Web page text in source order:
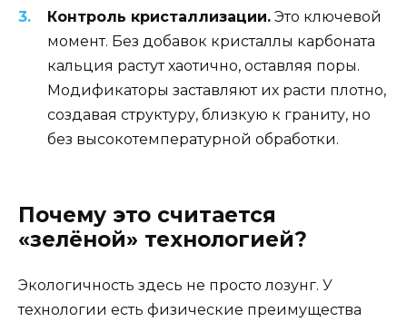
Контроль кристаллизации. Это ключевой
момент. Без добавок кристаллы карбоната
кальция растут хаотично, оставляя поры.
Модификаторы заставляют их расти плотно,
создавая структуру, близкую к граниту, но
без высокотемпературной обработки.
Почему это считается
«зелёной» технологией?
Экологичность здесь не просто лозунг. У
технологии есть физические преимущества